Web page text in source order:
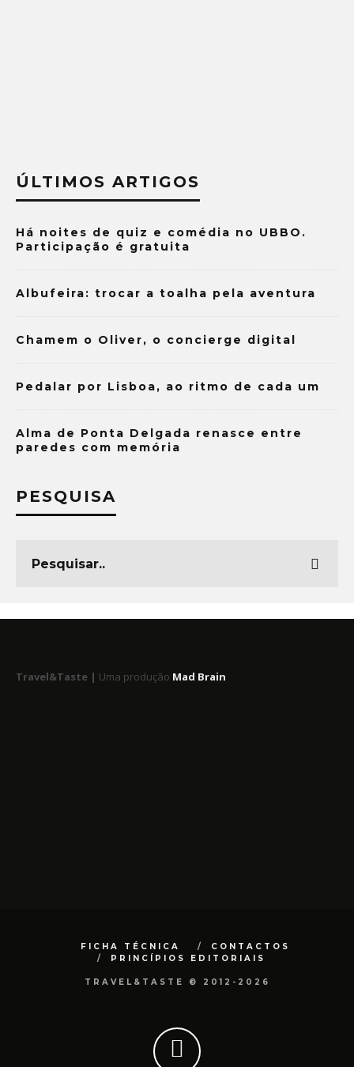
ÚLTIMOS ARTIGOS
Há noites de quiz e comédia no UBBO.
Participação é gratuita
Albufeira: trocar a toalha pela aventura
Chamem o Oliver, o concierge digital
Pedalar por Lisboa, ao ritmo de cada um
Alma de Ponta Delgada renasce entre
paredes com memória
PESQUISA
Travel&Taste | Uma produção Mad Brain
FICHA TÉCNICA
CONTACTOS
PRINCÍPIOS EDITORIAIS
TRAVEL&TASTE © 2012-2026